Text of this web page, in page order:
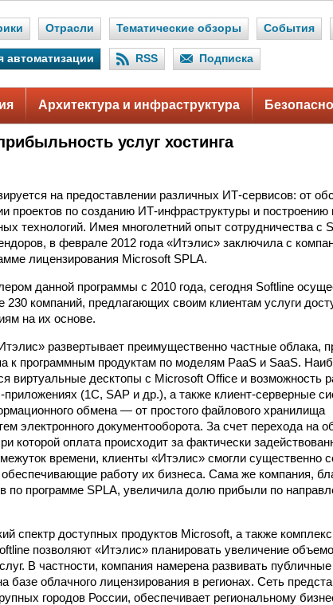
Отрасли Тематические обзоры События
автоматизации RSS Подписка
Архитектура и инфраструктура
услуг хостинга
на предоставлении различных ИТ-сервисов: от
проектов по созданию ИТ-инфраструктуры и построению
технологий. Имея многолетний опыт сотрудничества с
в феврале 2012 года «Итэлис» заключила с
лицензирования Microsoft SPLA.
данной программы с 2010 года, сегодня Softline
компаний, предлагающих своим клиентам услуги
на их основе.
развертывает преимущественно частные облака,
к программным продуктам по моделям PaaS и SaaS.
виртуальные десктопы с Microsoft Office и возможность
приложениях (1С, SAP и др.), а также клиент-серверные
обмена — от простого файлового хранилища
электронного документооборота. За счет перехода на
которой оплата происходит за фактически
времени, клиенты «Итэлис» смогли существенно
работу их бизнеса. Сама же компания,
по программе SPLA, увеличила долю прибыли по
спектр доступных продуктов Microsoft, а также
позволяют «Итэлис» планировать увеличение
В частности, компания намерена развивать
базе облачного лицензирования в регионах. Сеть
городов России, обеспечивает региональному